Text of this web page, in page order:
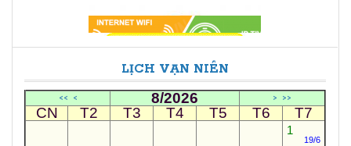
LỊCH VẠN NIÊN
<< < 8/2026 > >>
CN T2 T3 T4 T5 T6 T7
1
19/6